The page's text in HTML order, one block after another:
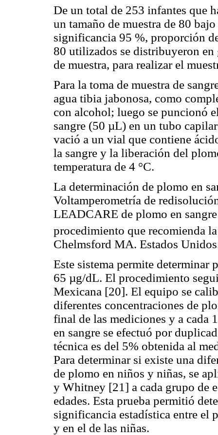
De un total de 253 infantes que
un tamaño de muestra de 80
significancia 95 %, proporción
80 utilizados se distribuyeron en
de muestra, para realizar el
Para la toma de muestra de
agua tibia jabonosa, como
con alcohol; luego se puncionó
sangre (50 µL) en un tubo
vació a un vial que contiene
la sangre y la liberación del
temperatura de 4 °C.
La determinación de plomo en
Voltamperometría de
LEADCARE de plomo en
procedimiento que recomienda
Chelmsford MA. Estados
Este sistema permite determinar
65 µg/dL. El procedimiento
Mexicana [20]. El equipo se
diferentes concentraciones de
final de las mediciones y a cada
en sangre se efectuó por
técnica es del 5% obtenida al
Para determinar si existe una
de plomo en niños y niñas, se
y Whitney [21] a cada grupo de
edades. Esta prueba permitió
significancia estadística entre el
y en el de las niñas.